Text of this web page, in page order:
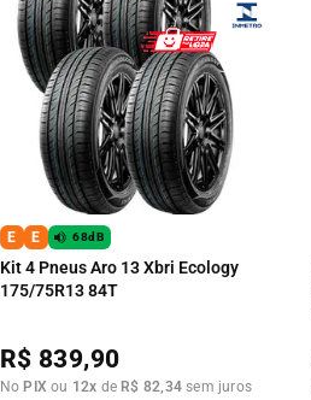
E E 68dB
Kit 4 Pneus Aro 13 Xbri Ecology
175/75R13 84T
R$ 839,90
No PIX ou 12x de R$ 82,34sem juros